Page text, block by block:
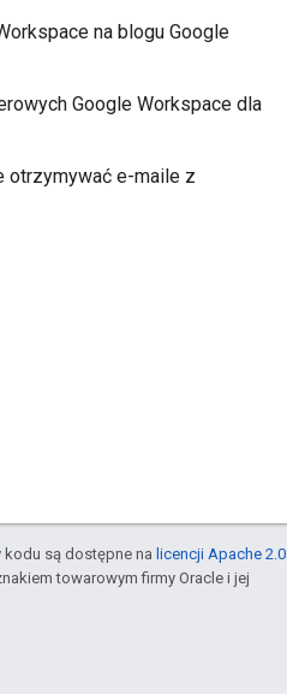
na blogu Google
Google Workspace dla
otrzymywać e-maile z
kodu są dostępne na licencji Apache 2.0
towarowym firmy Oracle i jej